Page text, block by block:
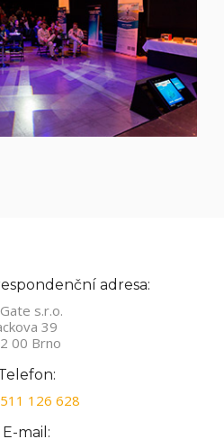
adresa:
s.r.o.
39
00 Brno
126 628
E-mail: